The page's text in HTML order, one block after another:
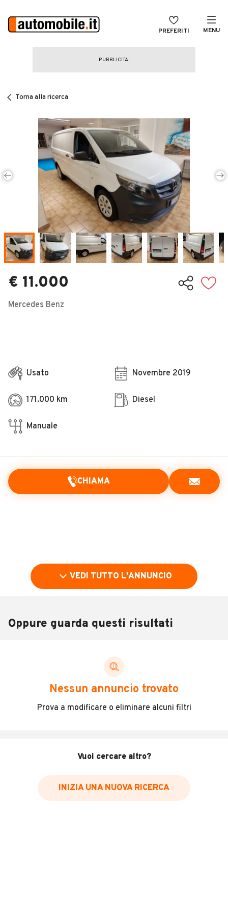
PREFERITI MENU
CERCA
Auto Nuove
Noleggio a lungo termine
Auto d'epoca
Moto
Camper
Veicoli Commerciali
Concessionari
Torna alla ricerca
€ 11.000
Mercedes Benz
Usato Novembre 2019
171.000 km Diesel
Manuale
CHIAMA
Perfetto in tutto km certificati in fattura 114 LONG CDI
INFORMAZIONI VEICOLO
Mercedes-benz
VEDI TUTTO L'ANNUNCIO
Oppure guarda questi risultati
Nessun annuncio trovato
Prova a modificare o eliminare alcuni filtri
Vuoi cercare altro?
INIZIA UNA NUOVA RICERCA